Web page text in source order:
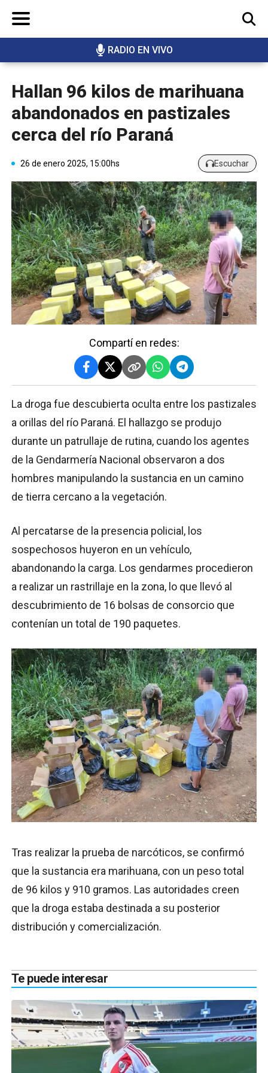
RADIO EN VIVO
BUSCAR
Hallan 96 kilos de marihuana
abandonados en pastizales
cerca del río Paraná
26 de enero 2025, 15:00hs Escuchar
Compartí en redes:
La droga fue descubierta oculta entre los pastizales
a orillas del río Paraná. El hallazgo se produjo
durante un patrullaje de rutina, cuando los agentes
de la Gendarmería Nacional observaron a dos
hombres manipulando la sustancia en un camino
de tierra cercano a la vegetación.
Al percatarse de la presencia policial, los
sospechosos huyeron en un vehículo,
abandonando la carga. Los gendarmes procedieron
a realizar un rastrillaje en la zona, lo que llevó al
descubrimiento de 16 bolsas de consorcio que
contenían un total de 190 paquetes.
Tras realizar la prueba de narcóticos, se confirmó
que la sustancia era marihuana, con un peso total
de 96 kilos y 910 gramos. Las autoridades creen
que la droga estaba destinada a su posterior
distribución y comercialización.
Te puede interesar